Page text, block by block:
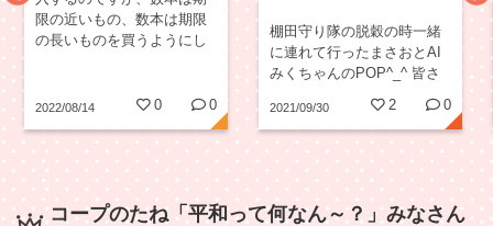
限の近いもの、数本は期限
の長いものを買うようにし
2022/08/14 0 0
棚田守り隊の脱穀の時一緒
に連れて行ったまさおとAI
みくちゃんのPOP^_^ 皆さ
んの作業を一緒に見守りま
した。
2021/09/30 2 0
コープのたね「平和って何なん～？」みなさん